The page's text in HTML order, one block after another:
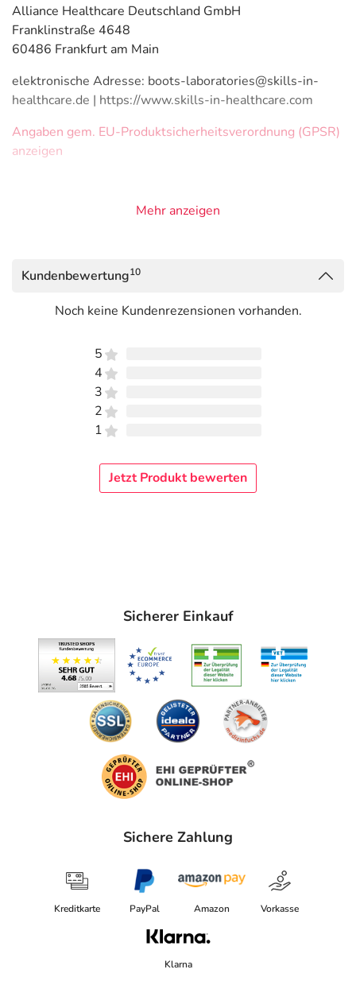
Alliance Healthcare Deutschland GmbH
Franklinstraße 4648
60486 Frankfurt am Main
elektronische Adresse: boots-laboratories@skills-in-
healthcare.de | https://www.skills-in-healthcare.com
Angaben gem. EU-Produktsicherheitsverordnung (GPSR)
anzeigen
Mehr anzeigen
Kundenbewertung10
Noch keine Kundenrezensionen vorhanden.
5
4
3
2
1
Jetzt Produkt bewerten
Sicherer Einkauf
Sichere Zahlung
Kreditkarte PayPal Amazon Vorkasse
Klarna